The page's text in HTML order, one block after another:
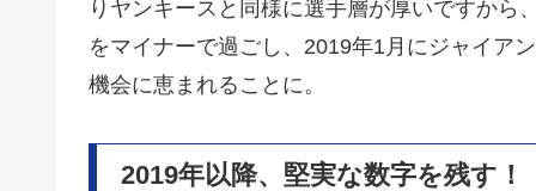
りヤンキースと同様に選手層が厚いですか
をマイナーで過ごし、2019年1月にジャイア
機会に恵まれることに。
2019年以降、堅実な数字を残す！